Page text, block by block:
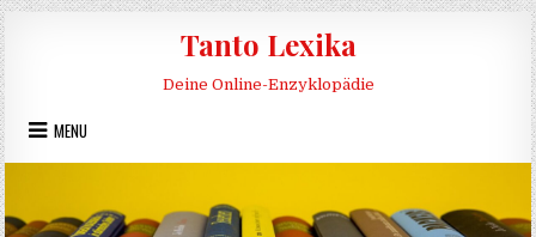
Skip to content
Tanto Lexika
Deine Online-Enzyklopädie
MENU